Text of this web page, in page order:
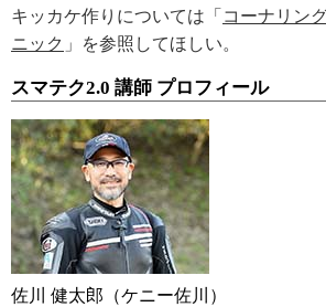
キッカケ作りについては「 コーナリン
ニック 」を参照してほしい。
スマテク2.0 講師 プロフィール
佐川 健太郎（ケニー佐川）